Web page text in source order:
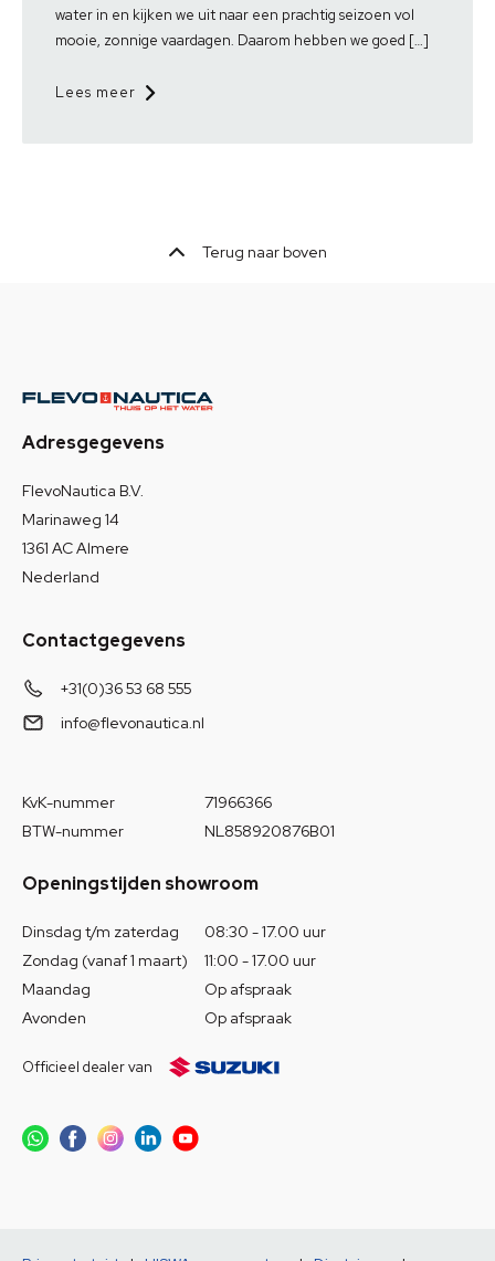
water in en kijken we uit naar een prachtig seizoen vol
mooie, zonnige vaardagen. Daarom hebben we goed […]
Lees meer
Terug naar boven
Adresgegevens
FlevoNautica B.V.
Marinaweg 14
1361 AC Almere
Nederland
Contactgegevens
+31(0)36 53 68 555
info@flevonautica.nl
KvK-nummer
71966366
BTW-nummer
NL858920876B01
Openingstijden showroom
Dinsdag t/m zaterdag
08:30 - 17.00 uur
Zondag (vanaf 1 maart)
11:00 - 17.00 uur
Maandag
Op afspraak
Avonden
Op afspraak
Officieel dealer van